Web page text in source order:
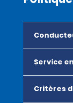
Service
Critères